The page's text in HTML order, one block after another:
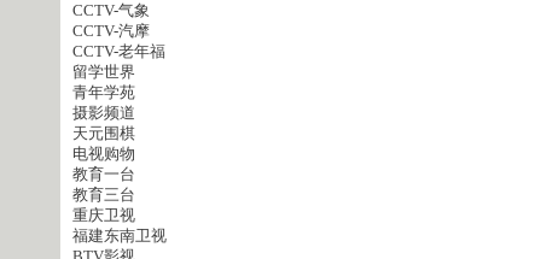
CCTV-气象
CCTV-汽摩
CCTV-老年福
留学世界
青年学苑
摄影频道
天元围棋
电视购物
教育一台
教育三台
重庆卫视
福建东南卫视